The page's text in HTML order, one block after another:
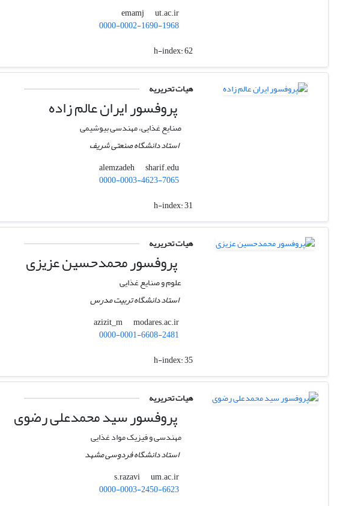
emamj
ut.ac.ir
0000-0002-1690-1968
h-index:62
هیات تحریریه
پروفسور ایران عالم زاده
صنایع غذایی، مهندسی بیوشیمی
استاد دانشگاه صنعتی شریف
alemzadeh
sharif.edu
0000-0003-4623-7065
h-index:31
هیات تحریریه
پروفسور محمدحسین عزیزی
علوم و صنایع غذایی
استاد دانشگاه تربیت مدرس
azizit_m
modares.ac.ir
0000-0001-6608-2481
h-index:35
هیات تحریریه
پروفسور سید محمدعلی رضوی
مهندسی و فیزیک مواد غذایی
استاد دانشگاه فردوسی مشهد
s.razavi
um.ac.ir
0000-0003-2450-6623